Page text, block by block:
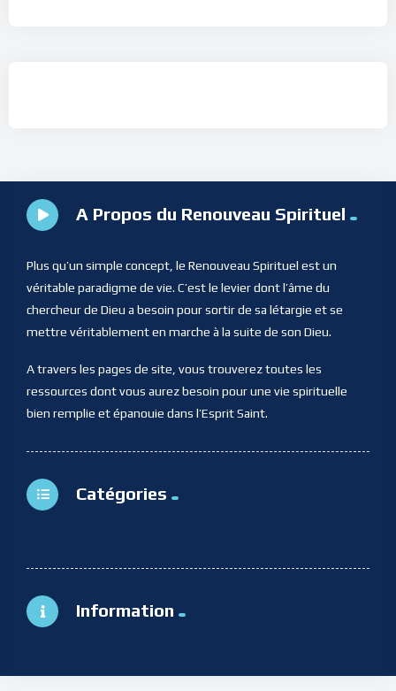
A Propos du Renouveau Spirituel
Plus qu’un simple concept, le Renouveau Spirituel est un
véritable paradigme de vie. C’est le levier dont l’âme du
chercheur de Dieu a besoin pour sortir de sa létargie et se
mettre véritablement en marche à la suite de son Dieu.
A travers les pages de site, vous trouverez toutes les
ressources dont vous aurez besoin pour une vie spirituelle
bien remplie et épanouie dans l’Esprit Saint.
Catégories
Information